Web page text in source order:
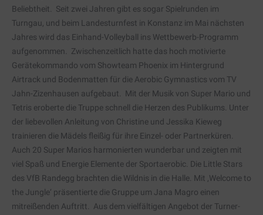
Beliebtheit. Seit zwei Jahren gibt es sogar Spielrunden im
Turngau, und beim Landesturnfest in Konstanz im Mai nächsten
Jahres wird das Einhand-Volleyball ins Wettbewerb-Programm
aufgenommen. Zwischenzeitlich hatte das hoch motivierte
Gerätekommando vom Showteam Phoenix im Hintergrund
Airtrack und Bodenmatten für die Aerobic Gymnastics vom TV
Jahn-Zizenhausen aufgebaut. Mit der Musik von Super Mario und
Tetris eroberte die Truppe schnell die Herzen des Publikums. Unter
der liebevollen Anleitung von Christine und Jessika Kieweg
trainieren die Mädels fleißig für ihre Einzel- oder Partnerküren.
Auch 20 Super Marios harmonierten wunderbar und zeigten mit
viel Spaß und Energie Elemente der Sportaerobic. Die Little Stars
des VfB Randegg brachten die Wildnis in die Halle. Mit ‚Welcome to
the Jungle‘ präsentierte die Gruppe um Jana Magro einen
mitreißenden Auftritt. Aus dem vielfältigen Angebot der Turner-